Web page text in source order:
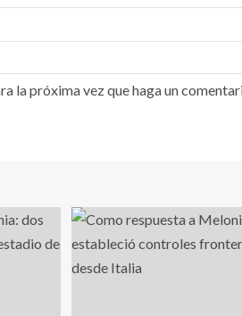
la próxima vez que haga un